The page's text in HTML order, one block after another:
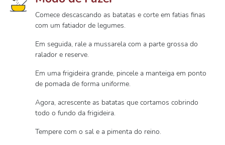
Comece descascando as batatas e corte em fatias finas
com um fatiador de legumes.
Em seguida, rale a mussarela com a parte grossa do
ralador e reserve.
Em uma frigideira grande, pincele a manteiga em ponto
de pomada de forma uniforme.
Agora, acrescente as batatas que cortamos cobrindo
todo o fundo da frigideira.
Tempere com o sal e a pimenta do reino.